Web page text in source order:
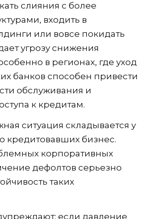
слияния с более
входить в
или вовсе покидать
угрозу снижения
в регионах, где уход
банков способен привести
обслуживания и
к кредитам.
ситуация складывается у
кредитовавших бизнес.
корпоративных
дефолтов серьезно
таких
если давление